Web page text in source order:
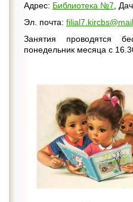
Адрес: Библиотека №7 ,
Эл. почта:
Занятия проводятся
понедельник месяца с